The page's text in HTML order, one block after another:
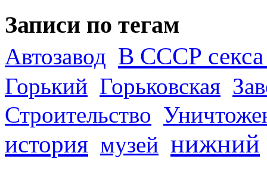
Записи по тегам
Автозавод В СССР секса
Горький Горьковская
Строительство
история музей нижний